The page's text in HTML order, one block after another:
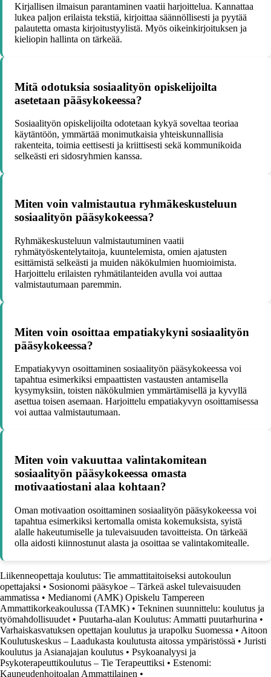
Kirjallisen ilmaisun parantaminen vaatii harjoittelua. Kannattaa
lukea paljon erilaista tekstiä, kirjoittaa säännöllisesti ja pyytää
palautetta omasta kirjoitustyylistä. Myös oikeinkirjoituksen ja
kieliopin hallinta on tärkeää.
Mitä odotuksia sosiaalityön opiskelijoilta
asetetaan pääsykokeessa?
Sosiaalityön opiskelijoilta odotetaan kykyä soveltaa teoriaa
käytäntöön, ymmärtää monimutkaisia yhteiskunnallisia
rakenteita, toimia eettisesti ja kriittisesti sekä kommunikoida
selkeästi eri sidosryhmien kanssa.
Miten voin valmistautua ryhmäkeskusteluun
sosiaalityön pääsykokeessa?
Ryhmäkeskusteluun valmistautuminen vaatii
ryhmätyöskentelytaitoja, kuuntelemista, omien ajatusten
esittämistä selkeästi ja muiden näkökulmien huomioimista.
Harjoittelu erilaisten ryhmätilanteiden avulla voi auttaa
valmistautumaan paremmin.
Miten voin osoittaa empatiakykyni sosiaalityön
pääsykokeessa?
Empatiakyvyn osoittaminen sosiaalityön pääsykokeessa voi
tapahtua esimerkiksi empaattisten vastausten antamisella
kysymyksiin, toisten näkökulmien ymmärtämisellä ja kyvyllä
asettua toisen asemaan. Harjoittelu empatiakyvyn osoittamisessa
voi auttaa valmistautumaan.
Miten voin vakuuttaa valintakomitean
sosiaalityön pääsykokeessa omasta
motivaatiostani alaa kohtaan?
Oman motivaation osoittaminen sosiaalityön pääsykokeessa voi
tapahtua esimerkiksi kertomalla omista kokemuksista, syistä
alalle hakeutumiselle ja tulevaisuuden tavoitteista. On tärkeää
olla aidosti kiinnostunut alasta ja osoittaa se valintakomitealle.
Liikenneopettaja koulutus: Tie ammattitaitoiseksi autokoulun
opettajaksi • Sosionomi pääsykoe – Tärkeä askel tulevaisuuden
ammatissa • Medianomi (AMK) Opiskelu Tampereen
Ammattikorkeakoulussa (TAMK) • Tekninen suunnittelu: koulutus ja
työmahdollisuudet • Puutarha-alan Koulutus: Ammatti puutarhurina •
Varhaiskasvatuksen opettajan koulutus ja urapolku Suomessa • Aitoon
Koulutuskeskus – Laadukasta koulutusta aitossa ympäristössä • Juristi
koulutus ja Asianajajan koulutus • Psykoanalyysi ja
Psykoterapeuttikoulutus – Tie Terapeuttiksi • Estenomi:
Kauneudenhoitoalan Ammattilainen •